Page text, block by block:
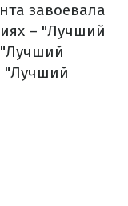
завоевала
– "Лучший
"Лучший